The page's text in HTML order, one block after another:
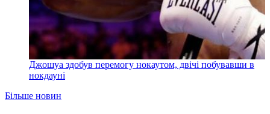
Джошуа здобув перемогу нокаутом, двічі побувавши в
нокдауні
Більше новин